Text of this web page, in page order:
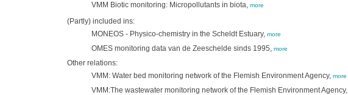
VMM Biotic monitoring: Micropollutants in biota, more
(Partly) included ins:
MONEOS - Physico-chemistry in the Scheldt Estuary, more
OMES monitoring data van de Zeeschelde sinds 1995, more
Other relations:
VMM: Water bed monitoring network of the Flemish Environment Agency, more
VMM:The wastewater monitoring network of the Flemish Environment Agency,